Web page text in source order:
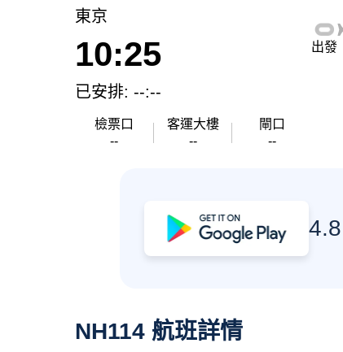
東京
10:25
已安排: --:--
檢票口
--
客運大樓
--
閘口
--
出發
4.8
NH114 航班詳情